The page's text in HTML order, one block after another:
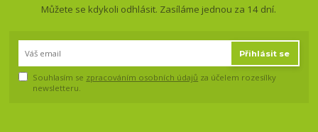
Můžete se kdykoli odhlásit. Zasíláme jednou za 14 dní.
Přihlásit se
Souhlasím se zpracováním osobních údajů za účelem rozesílky
newsletteru.